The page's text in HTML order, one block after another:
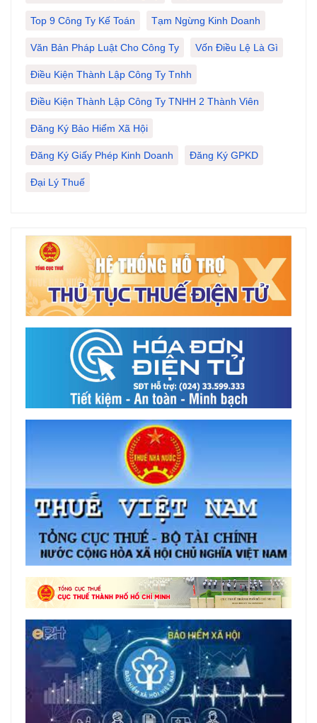
Top 9 Công Ty Kế Toán Tạm Ngừng Kinh Doanh
Văn Bản Pháp Luật Cho Công Ty Vốn Điều Lệ Là Gì
Điều Kiện Thành Lập Công Ty Tnhh
Điều Kiện Thành Lập Công Ty TNHH 2 Thành Viên
Đăng Ký Bảo Hiểm Xã Hội
Đăng Ký Giấy Phép Kinh Doanh Đăng Ký GPKD
Đại Lý Thuế